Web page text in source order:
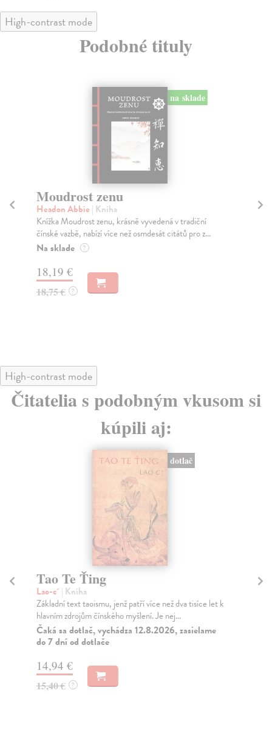
High-contrast mode
Podobné tituly
na sklade
Moudrost zenu
Headon Abbie | Kniha
Knížka Moudrost zenu, krásně vyvedená v tradiční
čínské vazbě, nabízí více než osmdesát citátů pro z...
Na sklade ?
18,19 €
18,75 € ?
High-contrast mode
Čitatelia s podobným vkusom si
kúpili aj:
dotlač
Tao Te Ťing
Lao-c´ | Kniha
Základní text taoismu, jenž patří více než dva tisíce let k
hlavním zdrojům čínského myšlení. Je nej...
Čaká sa dotlač, vychádza 12.8.2026, zasielame
do 7 dní od dotlače
14,94 €
15,40 € ?